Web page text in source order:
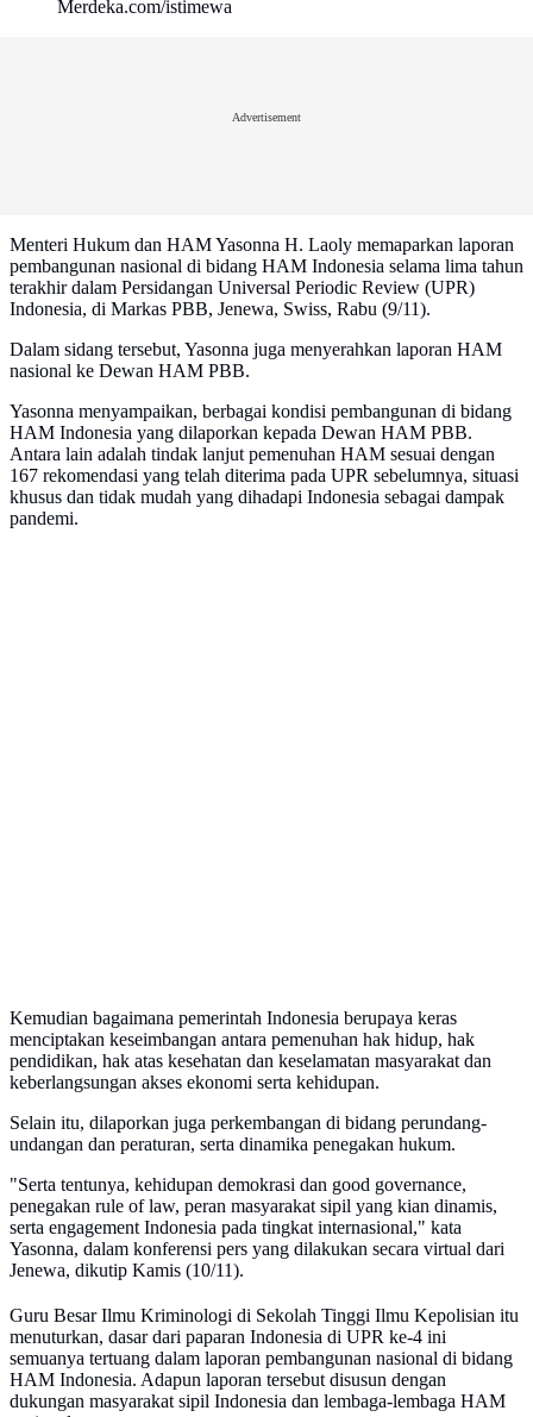
Merdeka.com/istimewa
Advertisement
Menteri Hukum dan HAM Yasonna H. Laoly memaparkan laporan
pembangunan nasional di bidang HAM Indonesia selama lima tahun
terakhir dalam Persidangan Universal Periodic Review (UPR)
Indonesia, di Markas PBB, Jenewa, Swiss, Rabu (9/11).
Dalam sidang tersebut, Yasonna juga menyerahkan laporan HAM
nasional ke Dewan HAM PBB.
Yasonna menyampaikan, berbagai kondisi pembangunan di bidang
HAM Indonesia yang dilaporkan kepada Dewan HAM PBB.
Antara lain adalah tindak lanjut pemenuhan HAM sesuai dengan
167 rekomendasi yang telah diterima pada UPR sebelumnya, situasi
khusus dan tidak mudah yang dihadapi Indonesia sebagai dampak
pandemi.
Kemudian bagaimana pemerintah Indonesia berupaya keras
menciptakan keseimbangan antara pemenuhan hak hidup, hak
pendidikan, hak atas kesehatan dan keselamatan masyarakat dan
keberlangsungan akses ekonomi serta kehidupan.
Selain itu, dilaporkan juga perkembangan di bidang perundang-
undangan dan peraturan, serta dinamika penegakan hukum.
"Serta tentunya, kehidupan demokrasi dan good governance,
penegakan rule of law, peran masyarakat sipil yang kian dinamis,
serta engagement Indonesia pada tingkat internasional," kata
Yasonna, dalam konferensi pers yang dilakukan secara virtual dari
Jenewa, dikutip Kamis (10/11).
Guru Besar Ilmu Kriminologi di Sekolah Tinggi Ilmu Kepolisian itu
menuturkan, dasar dari paparan Indonesia di UPR ke-4 ini
semuanya tertuang dalam laporan pembangunan nasional di bidang
HAM Indonesia. Adapun laporan tersebut disusun dengan
dukungan masyarakat sipil Indonesia dan lembaga-lembaga HAM